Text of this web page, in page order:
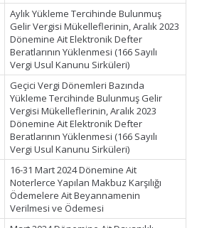
Aylık Yükleme Tercihinde Bulunmuş
Gelir Vergisi Mükelleflerinin, Aralık 2023
Dönemine Ait Elektronik Defter
Beratlarının Yüklenmesi (166 Sayılı
Vergi Usul Kanunu Sirküleri)
Geçici Vergi Dönemleri Bazında
Yükleme Tercihinde Bulunmuş Gelir
Vergisi Mükelleflerinin, Aralık 2023
Dönemine Ait Elektronik Defter
Beratlarının Yüklenmesi (166 Sayılı
Vergi Usul Kanunu Sirküleri)
16-31 Mart 2024 Dönemine Ait
Noterlerce Yapılan Makbuz Karşılığı
Ödemelere Ait Beyannamenin
Verilmesi ve Ödemesi